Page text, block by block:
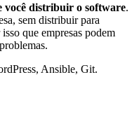
você distribuir o software.
sem distribuir para
que empresas podem
Ansible, Git.